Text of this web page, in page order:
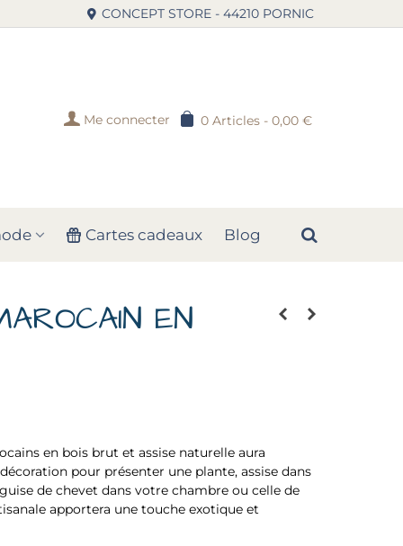
CONCEPT STORE - 44210 PORNIC
0 Articles - 0,00 €
Me connecter
Cartes cadeaux Blog
EN
en bois brut et assise naturelle aura
pour présenter une plante, assise dans
de chevet dans votre chambre ou celle de
apportera une touche exotique et